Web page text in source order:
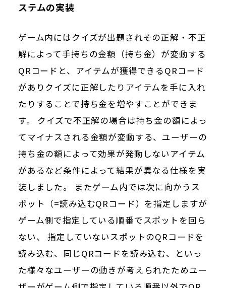
ステムの実装
ゲーム内にはクイズが出題されその正解・不正
解によって手持ちの金額（持ち金）が変動する
QRコードと、アイテムが獲得できるQRコード
がありクイズに正解したりアイテムを手に入れ
たりすることで持ち金を増やすことができま
す。 クイズで不正解の場合は持ち金の額によっ
てマイナスされる金額が変動する、ユーザーの
持ち金の額によって効果が発動しないアイテム
があるなど条件によって結果が異なる仕様を実
装しました。 またゲーム内では次に向かうス
ポット（=読み込むQRコード）を指定しますが
ゲーム側で指定している順番でスポットを回ら
ない、 指定していないスポットのQRコードを
読み込む、同じQRコードを読み込む、といっ
た様々なユーザーの動きが考えられたためユー